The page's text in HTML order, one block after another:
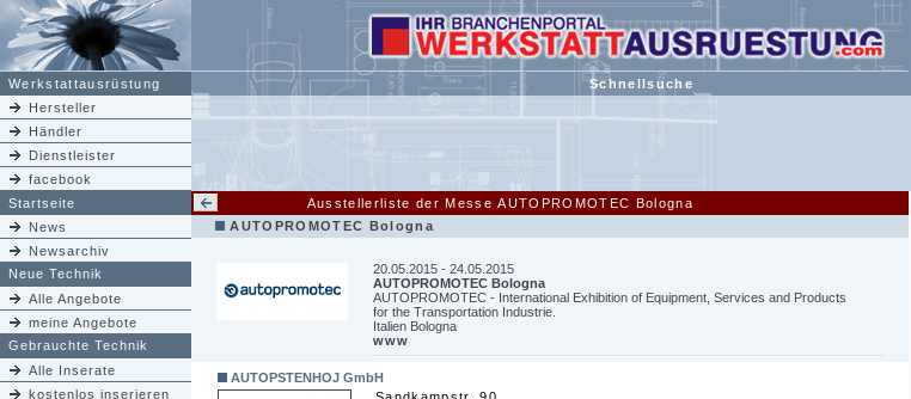
Werkstattausrüstung
Schnellsuche
Hersteller
Händler
Dienstleister
facebook
Startseite
Ausstellerliste der Messe AUTOPROMOTEC Bologna
News
Newsarchiv
Neue Technik
Alle Angebote
meine Angebote
Gebrauchte Technik
Alle Inserate
kostenlos inserieren
AUTOPROMOTEC Bologna
20.05.2015 - 24.05.2015
AUTOPROMOTEC Bologna
AUTOPROMOTEC - International Exhibition of Equipment, Services and Products
for the Transportation Industrie.
Italien Bologna
www
AUTOPSTENHOJ GmbH